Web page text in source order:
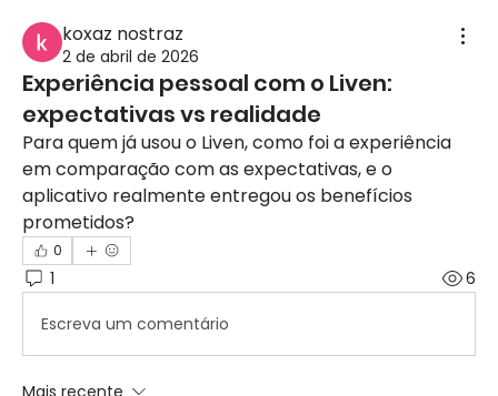
koxaz nostraz
2 de abril de 2026
Experiência pessoal com o Liven:
expectativas vs realidade
Para quem já usou o Liven, como foi a experiência
em comparação com as expectativas, e o
aplicativo realmente entregou os benefícios
prometidos?
0
1 6
Escreva um comentário
Mais recente